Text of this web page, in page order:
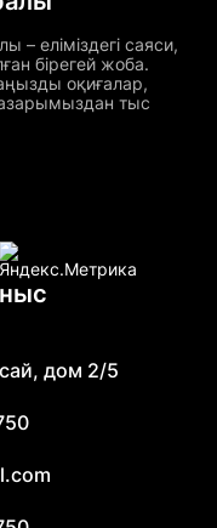
– еліміздегі саяси,
бірегей жоба.
оқиғалар,
тыс
дом 2/5